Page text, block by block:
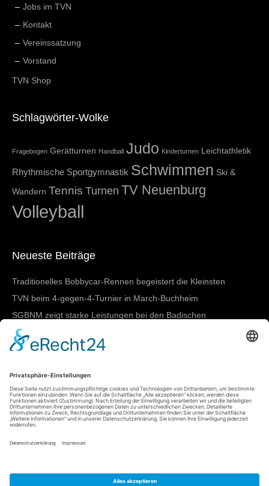
Jobs im TVN
Kontakt
Vereinssatzung
Vorstand
TVN Shop
Schlagwörter-Wolke
Fragebogen Gerätturnen Handball Judo Kinderturnen Leichtathletik
Rhythmische Sportgymnastik Schwimmen Ski &
Wandern Tennis Turnen TV Neuenburg
Volleyball
Neueste Beiträge
Traditionelles Bobbycar-Rennen begeistert die Kleinsten
TVN beim 4-gegen-4-Turnier in March-Buchheim
SGBNM zeigt starke Leistungen bei den Badischen
Meisterschaften in Lörrach
Damen I mit nächstem Heimtestspiel
Sportkreisschwimmfest
Meta